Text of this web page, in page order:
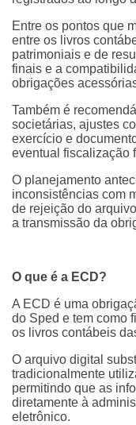
Entre os pontos que
entre os livros
patrimoniais e de
finais e a
obrigações
Também é
societárias, ajustes
exercício e
eventual fiscalização
O planejamento
inconsistências com
de rejeição do
a transmissão da
O que é a ECD?
A ECD é uma
do Sped e tem como
os livros contábeis
O arquivo digital
tradicionalmente
permitindo que as
diretamente à
eletrônico.